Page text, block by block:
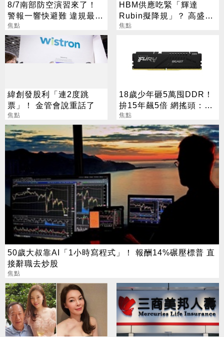
8/7南部防空演習來了！
警報一響快避難 違規最高
開罰15萬
焦點
HBM供應吃緊「輝達
Rubin擬降規」？ 高盛反
讚記憶體：牛市才開始
焦點
緯創發股利「連2度跳
票」！ 金管會說重話了
焦點
18歲少年砸5萬囤DDR！
拚15年飆5倍 網搖頭：會
報廢
焦點
50歲大叔靠AI「1小時寫程式」！ 報酬14%碾壓標普 直
接辭職去炒股
焦點